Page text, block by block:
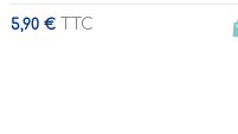
5,90 € TTC